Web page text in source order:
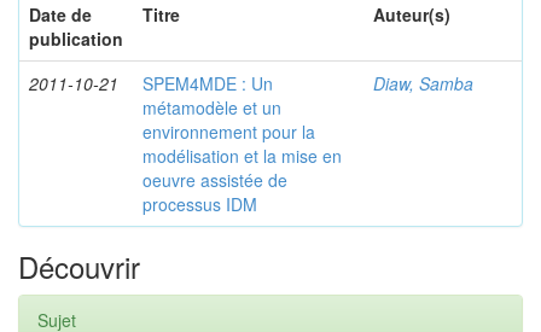
Date de
publication
Titre Auteur(s)
2011-10-21
SPEM4MDE : Un
métamodèle et un
environnement pour la
modélisation et la mise en
oeuvre assistée de
processus IDM
Diaw, Samba
Découvrir
Sujet